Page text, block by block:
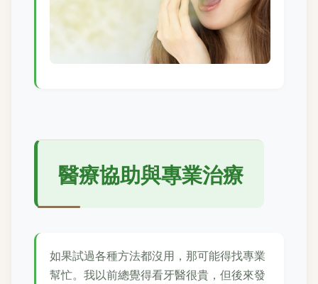
醫療協助與專業治療
如果試過各種方法都沒用，那可能得找專業
幫忙。我以前總覺得看牙醫很貴，但後來發